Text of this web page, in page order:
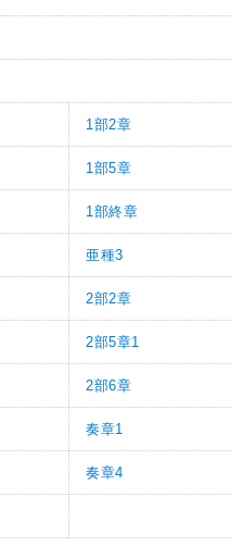
1部2章
1部5章
1部終章
亜種3
2部2章
2部5章1
2部6章
奏章1
奏章4